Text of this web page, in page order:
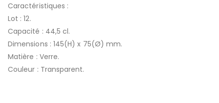
Caractéristiques :
Lot : 12.
Capacité : 44,5 cl.
Dimensions : 145(H) x 75(Ø) mm.
Matière : Verre.
Couleur : Transparent.